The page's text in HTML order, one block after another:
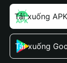
Tải xuống
Tải xuống